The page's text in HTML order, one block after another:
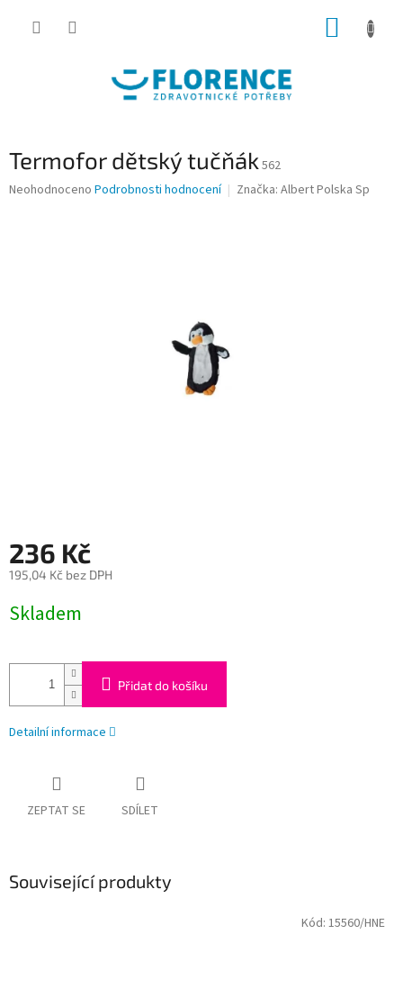
Termofor dětský tučňák 562
Průměrné
Neohodnoceno Podrobnosti hodnocení Značka: Albert Polska Sp
236 Kč
195,04 Kč bez DPH
cena:
Skladem
Přidat do košíku
Detailní informace
ZEPTAT SE SDÍLET
Související produkty
Kód: 15560/HNE